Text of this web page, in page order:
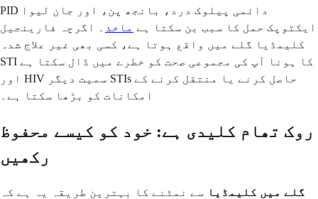
PID دائمی پیلوک درد، بانجھ پن، اور جان لیوا
ایکٹوپک حمل کا سبب بن سکتا ہے ماخذ
۔ اگرچہ فارینجیل
کلیمڈیا گلے میں واقع ہوتا ہے، کسی بھی غیر علاج شدہ
STI کا ہونا آپ کی مجموعی صحت کو خطرے میں ڈال سکتا ہے
اور HIV سمیت دیگر STIs حاصل کرنے یا منتقل کرنے کے
امکانات کو بڑھا سکتا ہے۔
روک تھام کلیدی ہے: خود کو کیسے محفوظ
رکھیں
گلے میں کلیمڈیا سے نمٹنے کا بہترین طریقہ یہ ہے کہ